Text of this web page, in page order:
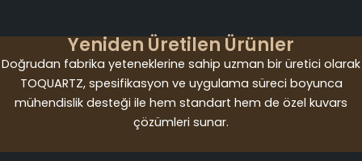
Yeniden Üretilen Ürünler
Doğrudan fabrika yeteneklerine sahip uzman bir üretici olarak
TOQUARTZ, spesifikasyon ve uygulama süreci boyunca
mühendislik desteği ile hem standart hem de özel kuvars
çözümleri sunar.